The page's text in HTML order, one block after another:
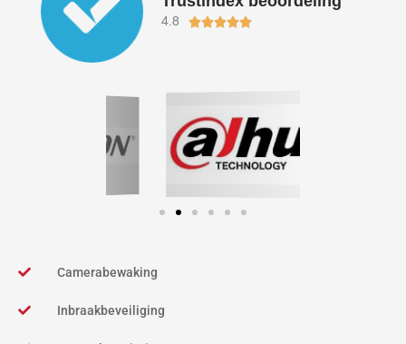
4.8 Waardering
Camerabewaking
Inbraakbeveiliging